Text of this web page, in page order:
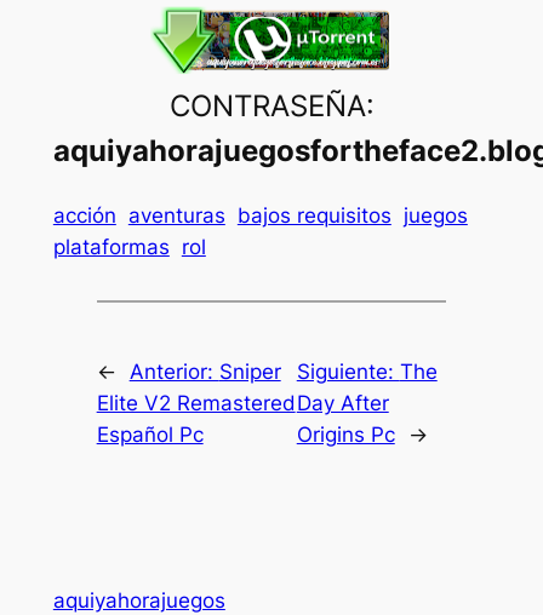
CONTRASEÑA:
acción aventuras bajos requisitos juegos
plataformas rol
← Anterior: Sniper
Elite V2 Remastered
Español Pc
Siguiente: The
Day After
Origins Pc
→
aquiyahorajuegos